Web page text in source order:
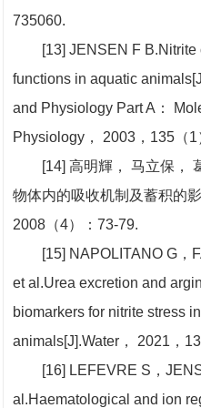
735060.
[13] JENSEN F
functions in aquatic
and Physiology Part A：
Physiology， 2003，135（1
[14] 高明輝， 马立保，
物体内的吸收机制及蓄积的
2008（4）：73-79.
[15] NAPOLITANO G，
et al.Urea excretion and
biomarkers for nitrite stress
animals[J].Water， 2021，
[16] LEFEVRE S，
al.Haematological and ion